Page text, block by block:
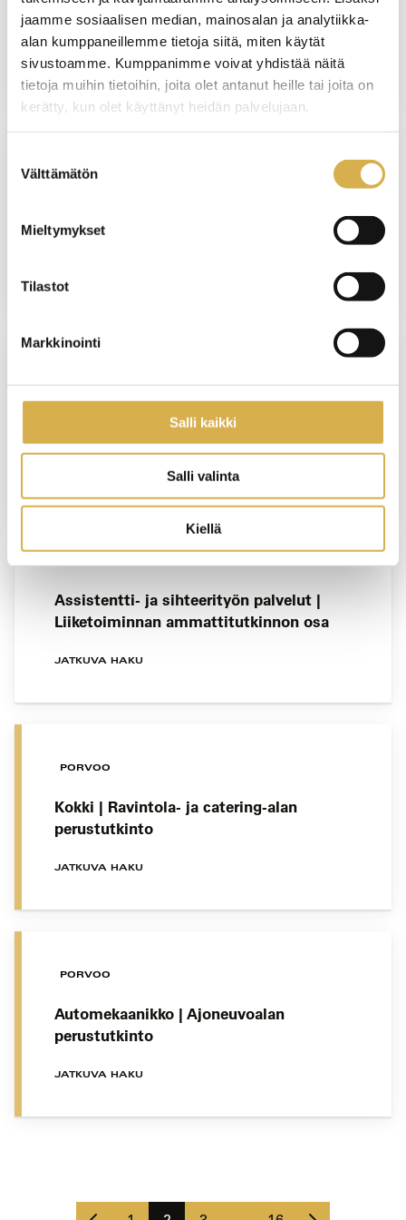
jaamme sosiaalisen median, mainosalan ja analytiikka-
alan kumppaneillemme tietoja siitä, miten käytät
sivustoamme. Kumppanimme voivat yhdistää näitä
tietoja muihin tietoihin, joita olet antanut heille tai joita on
kerätty, kun olet käyttänyt heidän palvelujaan.
valinta
Välttämätön
Mieltymykset
Tilastot
Markkinointi
Salli kaikki
Salli valinta
Kiellä
perustutkinto
JATKUVA HAKU
PORVOO
perustutkinto, oppisopimus
Hitsauspätevyydet | Työelämän tarpeisiin
pätevöityneitä hitsaajia
Assistentti- ja sihteerityön palvelut |
Liiketoiminnan ammattitutkinnon osa
JATKUVA HAKU
PORVOO
Kokki | Ravintola- ja catering-alan
perustutkinto
JATKUVA HAKU
PORVOO
Automekaanikko | Ajoneuvoalan
perustutkinto
JATKUVA HAKU
Edellinen
Seuraava